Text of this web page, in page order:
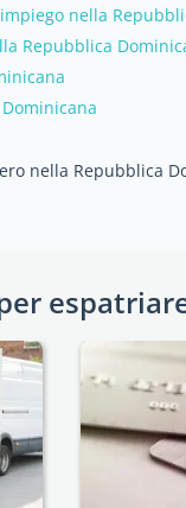
nella
Repubblica
nella Repubblica